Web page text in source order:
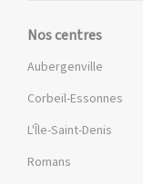
Nos centres
Aubergenville
Corbeil-Essonnes
L'Île-Saint-Denis
Romans